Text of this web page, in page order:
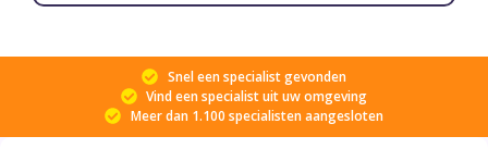
Snel een specialist gevonden
Vind een specialist uit uw omgeving
Meer dan 1.100 specialisten aangesloten